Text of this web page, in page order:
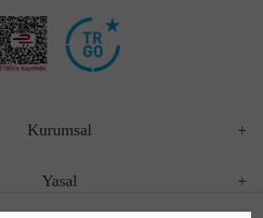
Kurumsal
Yasal